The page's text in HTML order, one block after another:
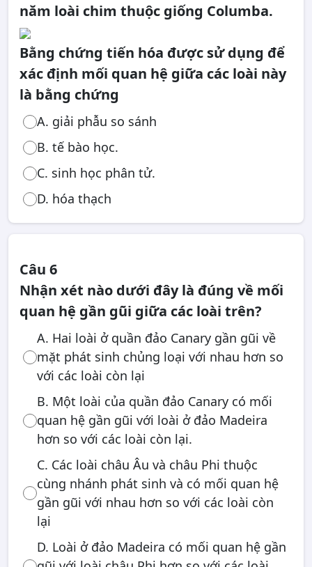
năm loài chim thuộc giống Columba.
Bằng chứng tiến hóa được sử dụng để
xác định mối quan hệ giữa các loài này
là bằng chứng
A. giải phẫu so sánh
B. tế bào học.
C. sinh học phân tử.
D. hóa thạch
Câu 6
Nhận xét nào dưới đây là đúng về mối
quan hệ gần gũi giữa các loài trên?
A. Hai loài ở quần đảo Canary gần gũi về
mặt phát sinh chủng loại với nhau hơn so
với các loài còn lại
B. Một loài của quần đảo Canary có mối
quan hệ gần gũi với loài ở đảo Madeira
hơn so với các loài còn lại.
C. Các loài châu Âu và châu Phi thuộc
cùng nhánh phát sinh và có mối quan hệ
gần gũi với nhau hơn so với các loài còn
lại
D. Loài ở đảo Madeira có mối quan hệ gần